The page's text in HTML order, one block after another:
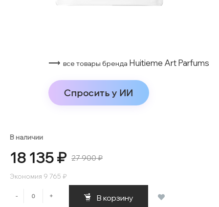
⟶ все товары бренда Huitieme Art Parfums
Спросить у ИИ
В наличии
18 135 ₽ 27 900 ₽
Экономия 9 765 ₽
- + В корзину